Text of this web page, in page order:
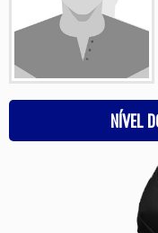
NÍVEL